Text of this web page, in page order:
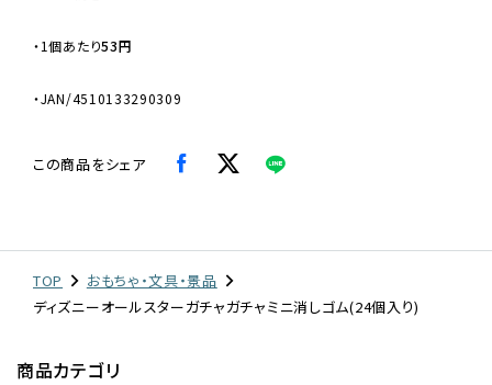
・1個あたり53円
・JAN/4510133290309
この商品をシェア
TOP
おもちゃ・文具・景品
ディズニーオールスターガチャガチャミニ消しゴム(24個入り)
商品カテゴリ